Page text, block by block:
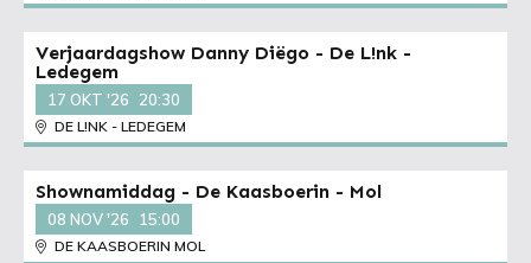
Verjaardagshow Danny Diëgo - De L!nk -
Ledegem
17 OKT '26 20:30
DE L!NK - LEDEGEM
Shownamiddag - De Kaasboerin - Mol
08 NOV '26 15:00
DE KAASBOERIN MOL